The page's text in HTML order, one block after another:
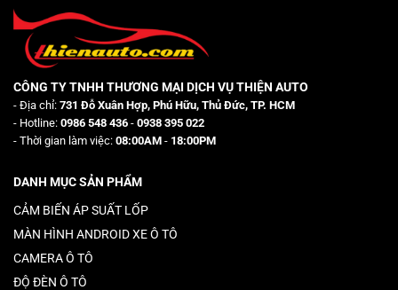
CÔNG TY TNHH THƯƠNG MẠI DỊCH VỤ THIỆN AUTO
- Địa chỉ: 731 Đỗ Xuân Hợp, Phú Hữu, Thủ Đức, TP. HCM
- Hotline: 0986 548 436 - 0938 395 022
- Thời gian làm việc: 08:00AM - 18:00PM
DANH MỤC SẢN PHẨM
CẢM BIẾN ÁP SUẤT LỐP
MÀN HÌNH ANDROID XE Ô TÔ
CAMERA Ô TÔ
ĐỘ ĐÈN Ô TÔ